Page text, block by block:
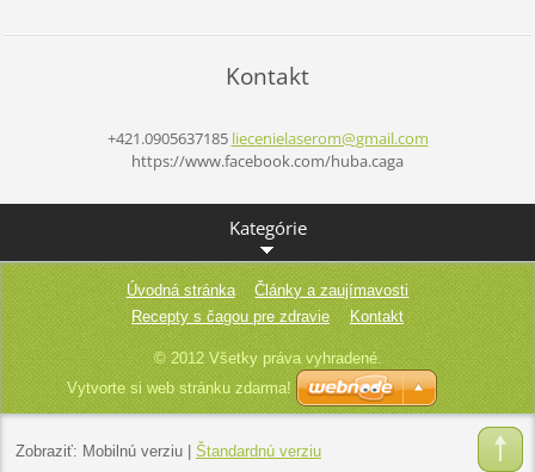
Kontakt
+421.0905637185 liecenielaserom@gmail.com
https://www.facebook.com/huba.caga
Kategórie
Úvodná stránka
Články a zaujímavosti
Recepty s čagou pre zdravie
Kontakt
© 2012 Všetky práva vyhradené.
Vytvorte si web stránku zdarma!
Zobraziť: Mobilnú verziu| Štandardnú verziu